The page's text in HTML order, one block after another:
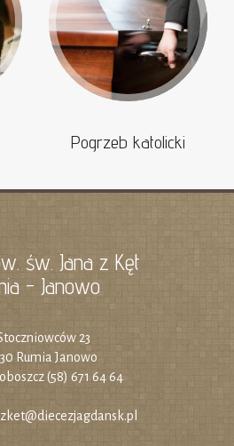
Pogrzeb katolicki
św. Jana z Kęt
- Janowo
23
Rumia Janowo
(58) 671 64 64